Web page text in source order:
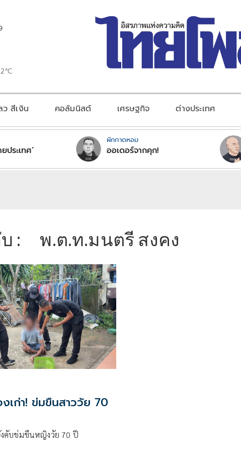
ว สีเงิน คอลัมนิสต์ เศรษฐกิจ ต่างประเทศ
ประเทศ’
ผักกาดหอม
ออเดอร์จากคุก!
: พ.ต.ท.มนตรี สงคง
เก่า! ข่มขืนสาววัย 70
คับข่มขืนหญิงวัย 70 ปี